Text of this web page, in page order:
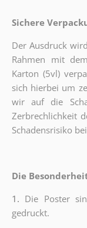
Sichere
Der Ausdruck
Rahmen mit
Karton (5vl)
sich hierbei um
wir auf die
Zerbrechlichkeit
Schadensrisiko
Die
1. Die Poster
gedruckt.